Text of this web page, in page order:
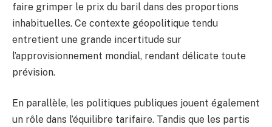
faire grimper le prix du baril dans des proportions
inhabituelles. Ce contexte géopolitique tendu
entretient une grande incertitude sur
l’approvisionnement mondial, rendant délicate toute
prévision.
En parallèle, les politiques publiques jouent également
un rôle dans l’équilibre tarifaire. Tandis que les partis